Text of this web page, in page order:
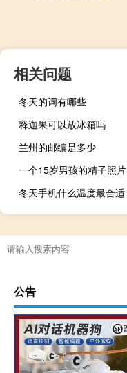
相关问题
冬天的词有哪些
释迦果可以放冰箱吗
兰州的邮编是多少
一个15岁男孩的精子照片
冬天手机什么温度最合适
公告